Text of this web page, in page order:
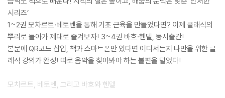
는 얼마나 오래전에 공연이 시작됐는지 알지 못한다”. 이걸 바꿔 이야기하
면 이런 말이 되겠죠. “인간에게 공연이 없었던 시기가 있긴 했던가”.
--- p. 49~50
그 시절 오페라의 위상은 지금의 올림픽 개막식에 맞먹을 거예요. 올림픽
본을 쏟아붓는 행사잖아요? 어떤 무대효과가 쓰였나, 얼마나 화려한 의상
을 입었나, 스타 성악가는 몇 명이나 캐스팅했나 하는 이야기가 자주 입에
시리즈’
1~2권 모차르트·베토벤을 통해 기초 근육을 만들었다면? 이제 클래식의
뿌리로 돌아가 제대로 즐겨보자! 3~4권 바흐·헨델, 동시출간!
본문에 QR코드 삽입, 책과 스마트폰만 있다면 어디서든지 나만을 위한 클
래식 강의가 완성! 따로 음악을 찾아봐야 하는 불편을 덜었다!
모차르트, 베토벤, 그리고 바흐와 헨델